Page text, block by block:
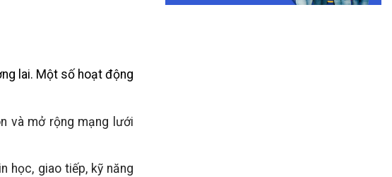
lai. Một số hoạt động
và mở rộng mạng lưới
học, giao tiếp, kỹ năng